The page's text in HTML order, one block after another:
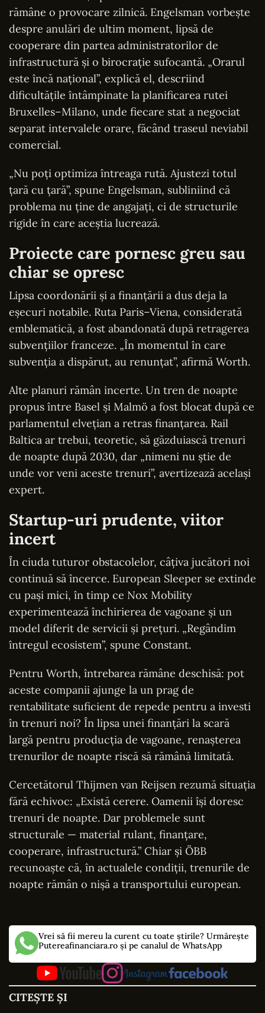
rămâne o provocare zilnică. Engelsman vorbește
despre anulări de ultim moment, lipsă de
cooperare din partea administratorilor de
infrastructură și o birocrație sufocantă. „Orarul
este încă național”, explică el, descriind
dificultățile întâmpinate la planificarea rutei
Bruxelles–Milano, unde fiecare stat a negociat
separat intervalele orare, făcând traseul neviabil
comercial.
„Nu poți optimiza întreaga rută. Ajustezi totul
țară cu țară”, spune Engelsman, subliniind că
problema nu ține de angajați, ci de structurile
rigide în care aceștia lucrează.
Proiecte care pornesc greu sau
chiar se opresc
Lipsa coordonării și a finanțării a dus deja la
eșecuri notabile. Ruta Paris–Viena, considerată
emblematică, a fost abandonată după retragerea
subvențiilor franceze. „În momentul în care
subvenția a dispărut, au renunțat”, afirmă Worth.
Alte planuri rămân incerte. Un tren de noapte
propus între Basel și Malmö a fost blocat după ce
parlamentul elvețian a retras finanțarea. Rail
Baltica ar trebui, teoretic, să găzduiască trenuri
de noapte după 2030, dar „nimeni nu știe de
unde vor veni aceste trenuri”, avertizează același
expert.
Startup-uri prudente, viitor
incert
În ciuda tuturor obstacolelor, câțiva jucători noi
continuă să încerce. European Sleeper se extinde
cu pași mici, în timp ce Nox Mobility
experimentează închirierea de vagoane și un
model diferit de servicii și prețuri. „Regândim
întregul ecosistem”, spune Constant.
Pentru Worth, întrebarea rămâne deschisă: pot
aceste companii ajunge la un prag de
rentabilitate suficient de repede pentru a investi
în trenuri noi? În lipsa unei finanțări la scară
largă pentru producția de vagoane, renașterea
trenurilor de noapte riscă să rămână limitată.
Cercetătorul Thijmen van Reijsen rezumă situația
fără echivoc: „Există cerere. Oamenii își doresc
trenuri de noapte. Dar problemele sunt
structurale — material rulant, finanțare,
cooperare, infrastructură.” Chiar și ÖBB
recunoaște că, în actualele condiții, trenurile de
noapte rămân o nișă a transportului european.
Vrei să fii mereu la curent cu toate știrile? Urmărește
Putereafinanciara.ro și pe canalul de WhatsApp
CITEȘTE ȘI